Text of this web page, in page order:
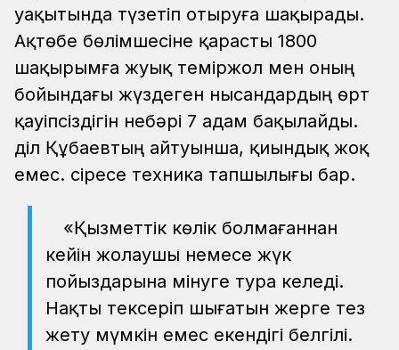
уақытында түзетіп отыруға шақырады.
Ақтөбе бөлімшесіне қарасты 1800
шақырымға жуық теміржол мен оның
бойындағы жүздеген нысандардың өрт
қауіпсіздігін небәрі 7 адам бақылайды.
Әділ Құбаевтың айтуынша, қиындық жоқ
емес. Әсіресе техника тапшылығы бар.
«Қызметтік көлік болмағаннан
кейін жолаушы немесе жүк
пойыздарына мінуге тура келеді.
Нақты тексеріп шығатын жерге тез
жету мүмкін емес екендігі белгілі.